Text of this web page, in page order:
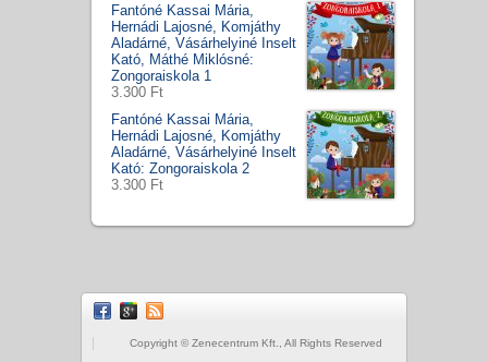
Fantóné Kassai Mária,
Hernádi Lajosné, Komjáthy
Aladárné, Vásárhelyiné Inselt
Kató, Máthé Miklósné:
Zongoraiskola 1
3.300 Ft
Fantóné Kassai Mária,
Hernádi Lajosné, Komjáthy
Aladárné, Vásárhelyiné Inselt
Kató: Zongoraiskola 2
3.300 Ft
Copyright © Zenecentrum Kft., All Rights Reserved